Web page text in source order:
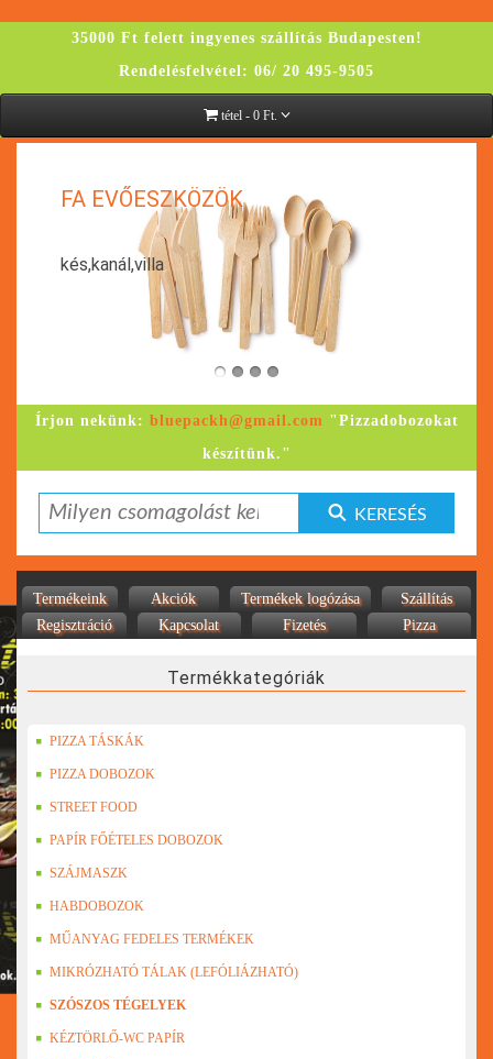
35000 Ft felett ingyenes szállítás Budapesten!
Rendelésfelvétel: 06/ 20 495-9505
tétel - 0 Ft.
FA EVŐESZKÖZÖK
kés,kanál,villa
Írjon nekünk: bluepackh@gmail.com "Pizzadobozokat
készítünk."
KERESÉS
Termékeink Akciók Termékek logózása
Szállítás
Regisztráció
Kapcsolat Fizetés Pizza
Termékkategóriák
PIZZA TÁSKÁK
PIZZA DOBOZOK
STREET FOOD
PAPÍR FŐÉTELES DOBOZOK
SZÁJMASZK
HABDOBOZOK
MŰANYAG FEDELES TERMÉKEK
MIKRÓZHATÓ TÁLAK (LEFÓLIÁZHATÓ)
SZÓSZOS TÉGELYEK
KÉZTÖRLŐ-WC PAPÍR